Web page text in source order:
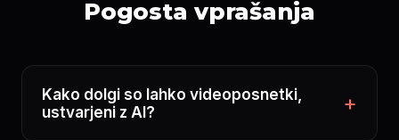
Pogosta vprašanja
Kako dolgi so lahko videoposnetki,
ustvarjeni z AI?